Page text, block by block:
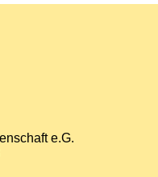
e.G.